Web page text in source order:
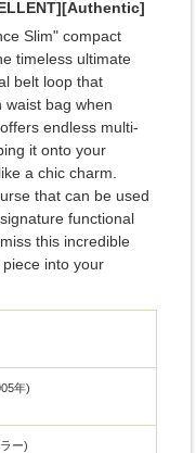
Slim" compact
timeless ultimate
belt loop that
waist bag when
endless multi-
it onto your
a chic charm.
that can be used
functional
this incredible
into your
年)
ー)